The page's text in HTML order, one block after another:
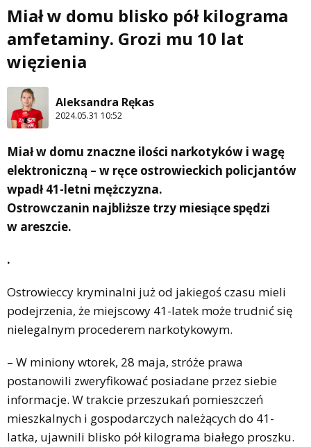
Miał w domu blisko pół kilograma
amfetaminy. Grozi mu 10 lat
więzienia
Aleksandra Rękas
2024.05.31 10:52
Miał w domu znaczne ilości narkotyków i wagę
elektroniczną – w ręce ostrowieckich policjantów
wpadł 41-letni mężczyzna.
Ostrowczanin najbliższe trzy miesiące spędzi
w areszcie.
.
Ostrowieccy kryminalni już od jakiegoś czasu mieli
podejrzenia, że miejscowy 41-latek może trudnić się
nielegalnym procederem narkotykowym.
– W miniony wtorek, 28 maja, stróże prawa
postanowili zweryfikować posiadane przez siebie
informacje. W trakcie przeszukań pomieszczeń
mieszkalnych i gospodarczych należących do 41-
latka, ujawnili blisko pół kilograma białego proszku.